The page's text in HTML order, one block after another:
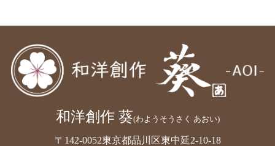
和洋創作 葵(わようそうさく あおい)
〒142-0052東京都品川区東中延2-10-18